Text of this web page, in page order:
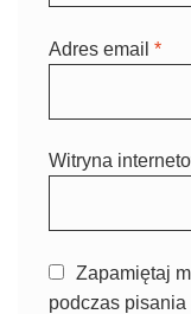
Adres email *
Witryna
Zapamiętaj
podczas pisania